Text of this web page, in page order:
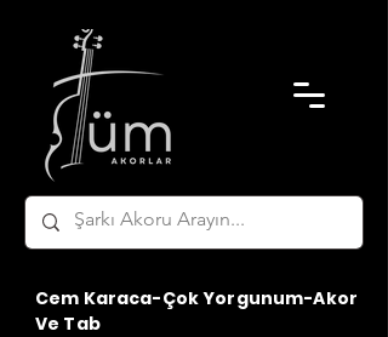
Cem Karaca-Çok Yorgunum-Akor
Ve Tab